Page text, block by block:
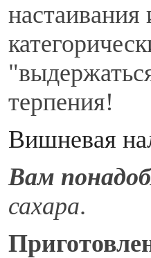
настаивания
терпения!
Вишневая
Вам
сахара.